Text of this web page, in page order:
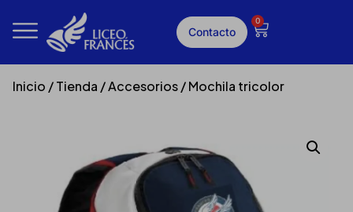
Contacto
0
Inicio /Tienda /Accesorios/ Mochila tricolor